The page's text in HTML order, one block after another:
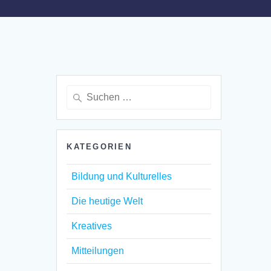
Suche
KATEGORIEN
Bildung und Kulturelles
Die heutige Welt
Kreatives
Mitteilungen